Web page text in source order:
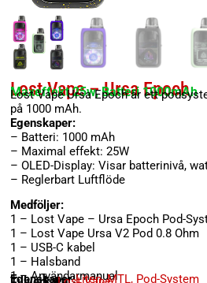
Lost Vape – Ursa Epoch
Maxeffekt 25w, Batteri 1000mAh
Lost Vape Ursa Epoch är ett
på 1000 mAh.
Egenskaper:
– Batteri: 1000 mAh
– Maximal effekt: 25W
– OLED-Display: Visar batterinivå,
– Reglerbart Luftflöde
Medföljer:
1 – Lost Vape – Ursa Epoch Pod-
1 – Lost Vape Ursa V2 Pod 0.8 Ohm
1 – USB-C kabel
1 – Halsband
1 – Användarmanual
Egenskaper:Liten,MTL, Pod-System